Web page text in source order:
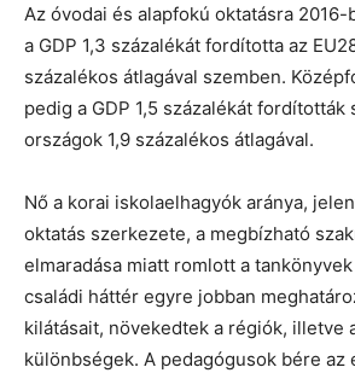
Az óvodai és alapfokú oktatásra 2016-
a GDP 1,3 százalékát fordította az
százalékos átlagával szemben.
pedig a GDP 1,5 százalékát fordították
országok 1,9 százalékos átlagával.
Nő a korai iskolaelhagyók aránya,
oktatás szerkezete, a megbízható
elmaradása miatt romlott a
családi háttér egyre jobban
kilátásait, növekedtek a régiók, illetve
különbségek. A pedagógusok bére az